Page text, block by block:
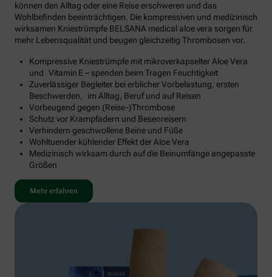
können den Alltag oder eine Reise erschweren und das
Wohlbefinden beeinträchtigen. Die kompressiven und medizinisch
wirksamen Kniestrümpfe BELSANA medical aloe vera sorgen für
mehr Lebensqualität und beugen gleichzeitig Thrombosen vor.
Kompressive Kniestrümpfe mit mikroverkapselter Aloe Vera
und Vitamin E – spenden beim Tragen Feuchtigkeit
Zuverlässiger Begleiter bei erblicher Vorbelastung, ersten
Beschwerden, im Alltag, Beruf und auf Reisen
Vorbeugend gegen (Reise-)Thrombose
Schutz vor Krampfadern und Besenreisern
Verhindern geschwollene Beine und Füße
Wohltuender kühlender Effekt der Aloe Vera
Medizinisch wirksam durch auf die Beinumfänge angepasste
Größen
Mehr erfahren